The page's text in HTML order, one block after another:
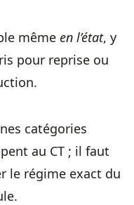
même en l’état, y
pour reprise ou
catégories
au CT ; il faut
le régime exact du